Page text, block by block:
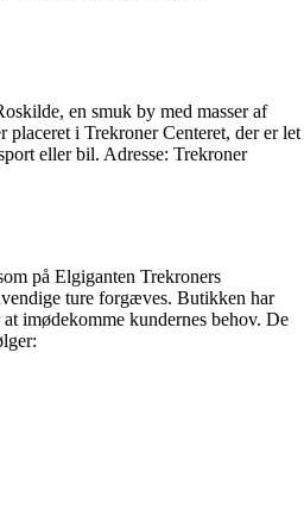
en smuk by med masser af
placeret i Trekroner Centeret, der er let
eller bil. Adresse: Trekroner
på Elgiganten Trekroners
ture forgæves. Butikken har
imødekomme kundernes behov. De